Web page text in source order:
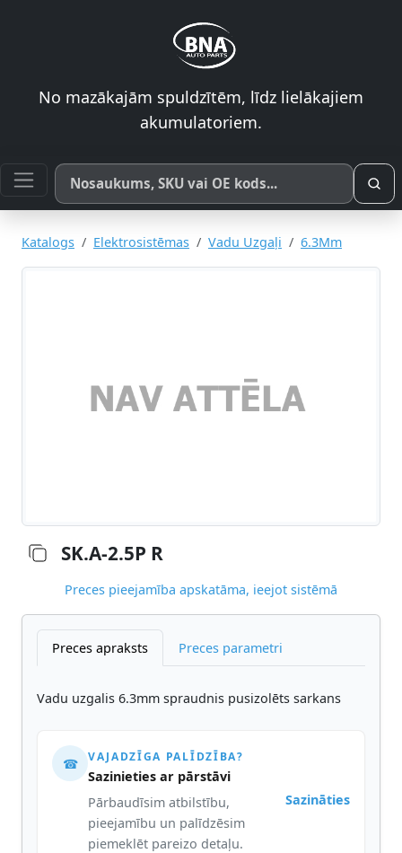
No mazākajām spuldzītēm, līdz lielākajiem
akumulatoriem.
Meklēt pēc produkta nosaukuma, SKU vai OE koda
Katalogs Elektrosistēmas Vadu Uzgaļi 6.3Mm
SK.A-2.5P R
Preces pieejamība apskatāma, ieejot sistēmā
Preces apraksts Preces parametri
Vadu uzgalis 6.3mm spraudnis pusizolēts sarkans
☎ VAJADZĪGA PALĪDZĪBA?
Sazinieties ar pārstāvi
Pārbaudīsim atbilstību,
pieejamību un palīdzēsim
piemeklēt pareizo detaļu.
Sazināties